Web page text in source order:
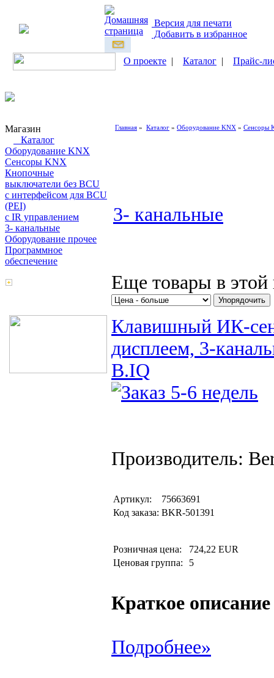
Версия для печати
Добавить в избранное
О проекте | Каталог | Прайс-
Магазин
Каталог
Оборудование KNX
Сенсоры KNX
Кнопочные
выключатели без BCU
с интерфейсом для BCU
(PEI)
с IR управлением
3- канальные
Оборудование прочее
Программное
обеспечение
Главная » Каталог » Оборудование KNX » Сенсоры
3- канальные
Еще товары в этой
Клавишный ИК-
дисплеем, 3-
B.IQ
Производитель:
Артикул:
75663691
Код заказа: BKR-501391
Розничная цена:
724,22 EUR
Ценовая группа:
5
Краткое описание
Подробнее»